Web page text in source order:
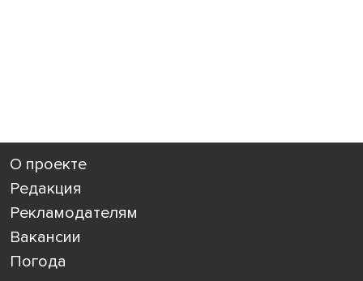
О проекте
Редакция
Рекламодателям
Вакансии
Погода